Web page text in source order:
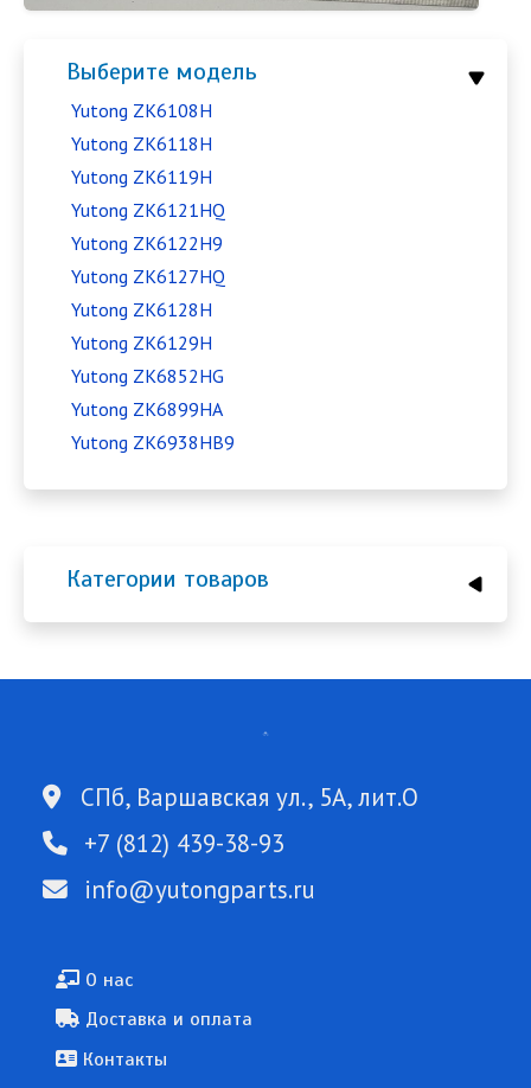
Выберите модель
Yutong ZK6108H
Yutong ZK6118H
Yutong ZK6119H
Yutong ZK6121HQ
Yutong ZK6122H9
Yutong ZK6127HQ
Yutong ZK6128H
Yutong ZK6129H
Yutong ZK6852HG
Yutong ZK6899HA
Yutong ZK6938HB9
Категории товаров
СПб, Варшавская ул., 5А, лит.О
+7 (812) 439-38-93
info@yutongparts.ru
Подвал
О нас
Доставка и оплата
Контакты